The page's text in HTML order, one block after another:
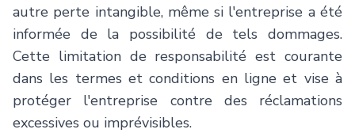
autre perte intangible, même si l'entreprise a été
informée de la possibilité de tels dommages.
Cette limitation de responsabilité est courante
dans les termes et conditions en ligne et vise à
protéger l'entreprise contre des réclamations
excessives ou imprévisibles.